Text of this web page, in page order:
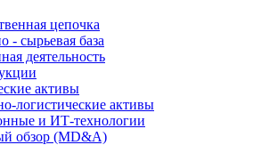
цепочка
‑ сырьевая база
деятельность
активы
логистические активы
и ИТ‑технологии
обзор (MD&A)